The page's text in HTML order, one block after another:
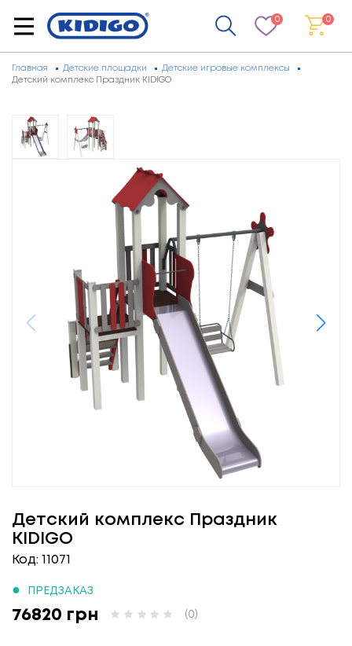
0 0
Главная Детские площадки
Детские игровые комплексы
Детский комплекс Праздник KIDIGO
Детский комплекс Праздник
KIDIGO
Код: 11071
● ПРЕДЗАКАЗ
76820 грн (0)